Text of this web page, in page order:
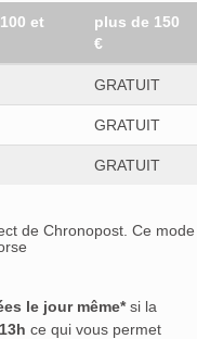
et
plus de 150
€
GRATUIT
GRATUIT
GRATUIT
de Chronopost. Ce mode
le jour même*si la
ce qui vous permet